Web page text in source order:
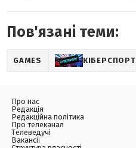
Пов'язані теми:
GAMES КІБЕРСПОРТ
Про нас
Редакція
Редакційна політика
Про телеканал
Телеведучі
Вакансії